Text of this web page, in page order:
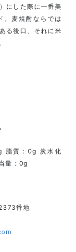
にした際に一番美
。麦焼酎ならでは
る後口、それに米
脂質：0g 炭水化
量：0g
番地